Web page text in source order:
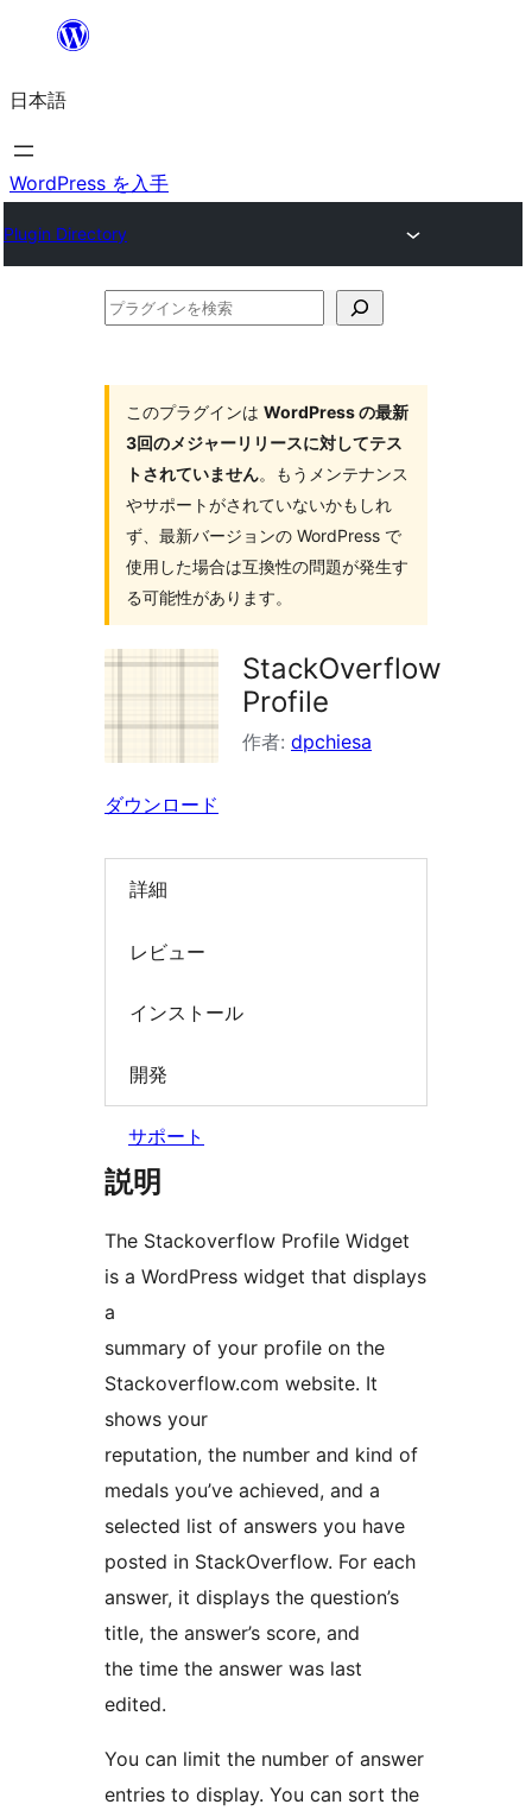
を
ス
キ
プ
日本語
WordPress を入手
Plugin Directory
プ
このプラグインは WordPress の最新
3回のメジャーリリースに対してテス
トされていません。もうメンテナンス
やサポートがされていないかもしれ
ず、最新バージョンの WordPress で
使用した場合は互換性の問題が発生す
る可能性があります。
StackOverflow
Profile
作者: dpchiesa
ダウンロード
詳細
レビュー
インストール
開発
サポート
説明
The Stackoverflow Profile Widget
is a WordPress widget that displays
a
summary of your profile on the
Stackoverflow.com website. It
shows your
reputation, the number and kind of
medals you’ve achieved, and a
selected list of answers you have
posted in StackOverflow. For each
answer, it displays the question’s
title, the answer’s score, and
the time the answer was last
edited.
You can limit the number of answer
entries to display. You can sort the